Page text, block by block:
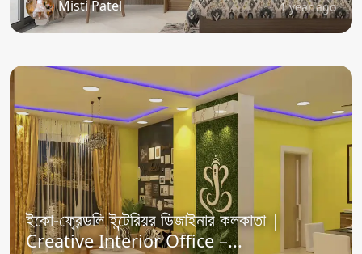
Misti Patel 1 year ago
ইকো-ফ্রেন্ডলি ইন্টেরিয়র ডিজাইনার কলকাতা |
Creative Interior Office –...